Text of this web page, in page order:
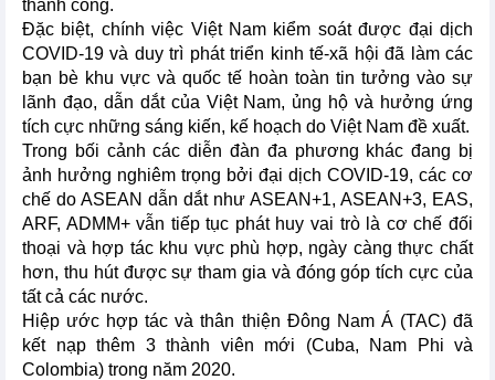
thành công.
Đặc biệt, chính việc Việt Nam kiểm soát được đại dịch
COVID-19 và duy trì phát triển kinh tế-xã hội đã làm các
bạn bè khu vực và quốc tế hoàn toàn tin tưởng vào sự
lãnh đạo, dẫn dắt của Việt Nam, ủng hộ và hưởng ứng
tích cực những sáng kiến, kế hoạch do Việt Nam đề xuất.
Trong bối cảnh các diễn đàn đa phương khác đang bị
ảnh hưởng nghiêm trọng bởi đại dịch COVID-19, các cơ
chế do ASEAN dẫn dắt như ASEAN+1, ASEAN+3, EAS,
ARF, ADMM+ vẫn tiếp tục phát huy vai trò là cơ chế đối
thoại và hợp tác khu vực phù hợp, ngày càng thực chất
hơn, thu hút được sự tham gia và đóng góp tích cực của
tất cả các nước.
Hiệp ước hợp tác và thân thiện Đông Nam Á (TAC) đã
kết nạp thêm 3 thành viên mới (Cuba, Nam Phi và
Colombia) trong năm 2020.